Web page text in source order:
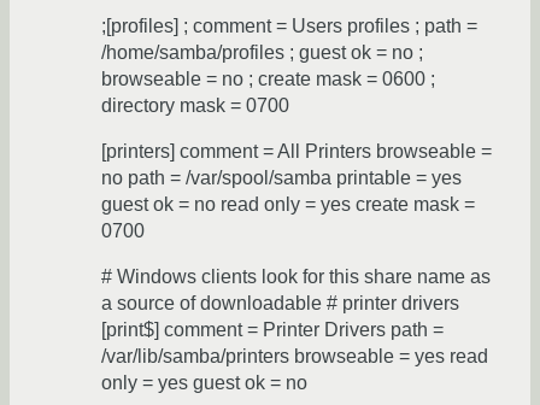
;[profiles] ; comment = Users profiles ; path =
/home/samba/profiles ; guest ok = no ;
browseable = no ; create mask = 0600 ;
directory mask = 0700
[printers] comment = All Printers browseable =
no path = /var/spool/samba printable = yes
guest ok = no read only = yes create mask =
0700
# Windows clients look for this share name as
a source of downloadable # printer drivers
[print$] comment = Printer Drivers path =
/var/lib/samba/printers browseable = yes read
only = yes guest ok = no